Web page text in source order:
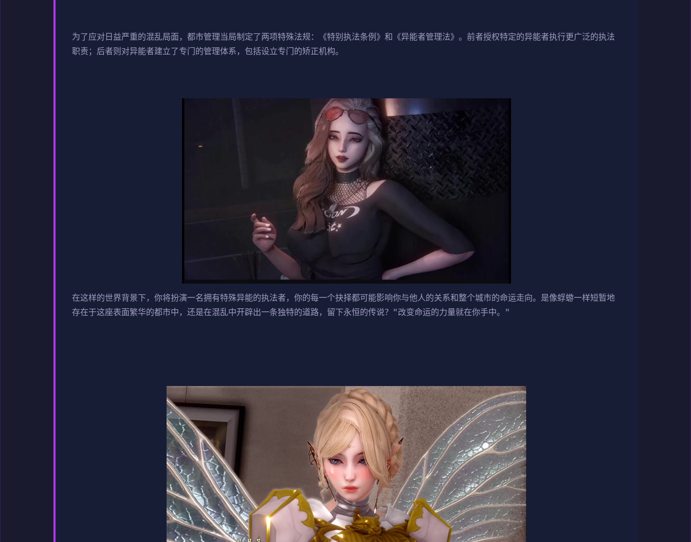
为了应对日益严重的混乱局面，都市管理当局制定了两项特殊法规：《特别执法条例》和《异能者管理法》。前者授权特定的异能者执行更广泛的执法
职责；后者则对异能者建立了专门的管理体系，包括设立专门的矫正机构。
在这样的世界背景下，你将扮演一名拥有特殊异能的执法者，你的每一个抉择都可能影响你与他人的关系和整个城市的命运走向。是像蜉蝣一样短暂地
存在于这座表面繁华的都市中，还是在混乱中开辟出一条独特的道路，留下永恒的传说？"改变命运的力量就在你手中。"